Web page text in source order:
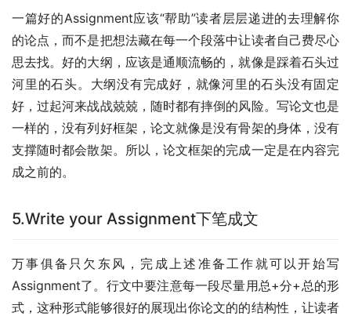
一篇好的Assignment应该“帮助”读者层层递进的去理解你
的论点，而不是把想法藏在每一个段落中让读者自己费尽心
思去找。好的大纲，应该是通顺流畅的，就像是踩着石头过
河里的石头。大纲没有完成好，就像河里的石头没有固定
好，过起河来战战兢兢，随时都有摔倒的风险。写论文也是
一样的，没有列好框架，论文就像是没有骨架的身体，没有
支撑随时都会散架。所以，论文框架的完成一定是在内容完
成之前的。
5.Write your Assignment下笔成文
万事俱备只欠东风，完成上述准备工作就可以开始写
Assignment了。行文中要注意每一段尽量用总+分+总的形
式，这种形式能够很好的展现出你论文的的结构性，让读者